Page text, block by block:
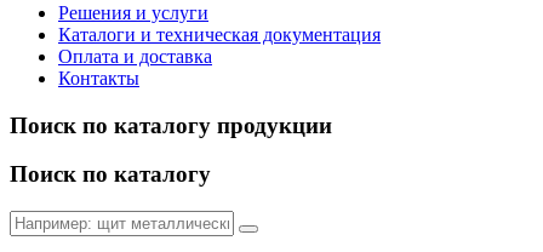
Решения и услуги
Каталоги и техническая документация
Оплата и доставка
Контакты
Поиск по каталогу продукции
Поиск по каталогу